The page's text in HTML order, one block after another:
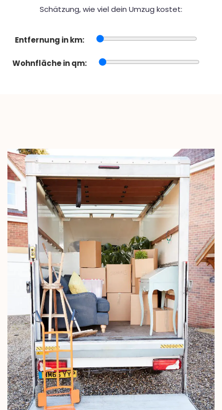
Schätzung, wie viel dein Umzug kostet:
Entfernung in km:
Wohnfläche in qm: